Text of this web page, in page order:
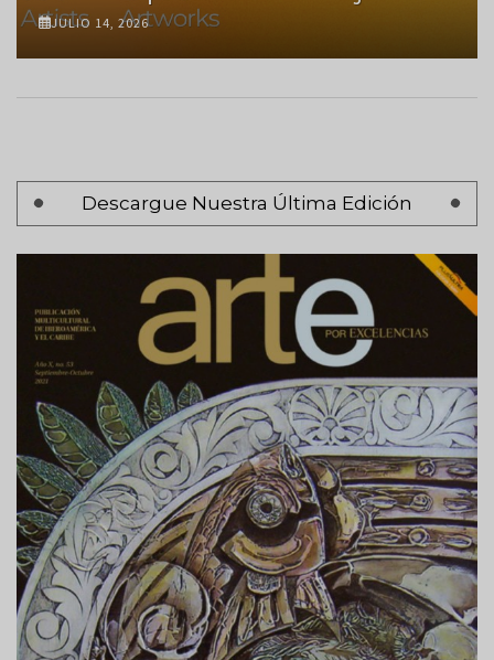
JULIO 14, 2026
Descargue Nuestra Última Edición
Paginación
página
Siguiente >